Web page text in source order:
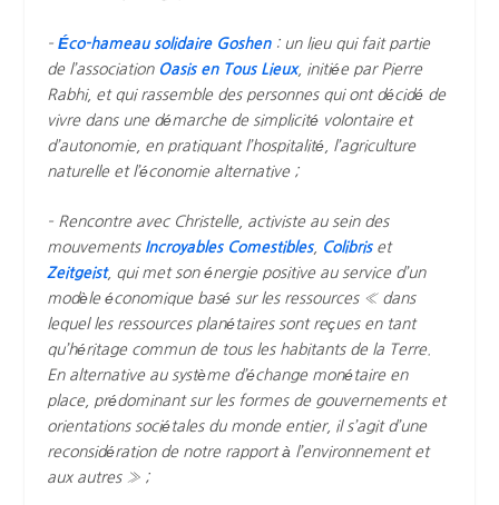
–Éco-hameau solidaire Goshen: un lieu qui fait partie
de l’association Oasis en Tous Lieux, initiée par Pierre
Rabhi, et qui rassemble des personnes qui ont décidé de
vivre dans une démarche de simplicité volontaire et
d’autonomie, en pratiquant l’hospitalité, l’agriculture
naturelle et l’économie alternative ;
– Rencontre avec Christelle, activiste au sein des
mouvements Incroyables Comestibles, Colibriset
Zeitgeist, qui met son énergie positive au service d’un
modèle économique basé sur les ressources « dans
lequel les ressources planétaires sont reçues en tant
qu’héritage commun de tous les habitants de la Terre.
En alternative au système d’échange monétaire en
place, prédominant sur les formes de gouvernements et
orientations sociétales du monde entier, il s’agit d’une
reconsidération de notre rapport à l’environnement et
aux autres » ;